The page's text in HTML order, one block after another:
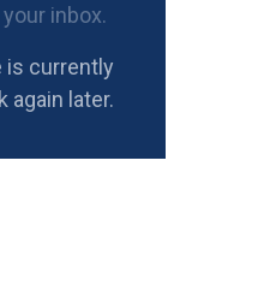
inbox.
is currently
again later.